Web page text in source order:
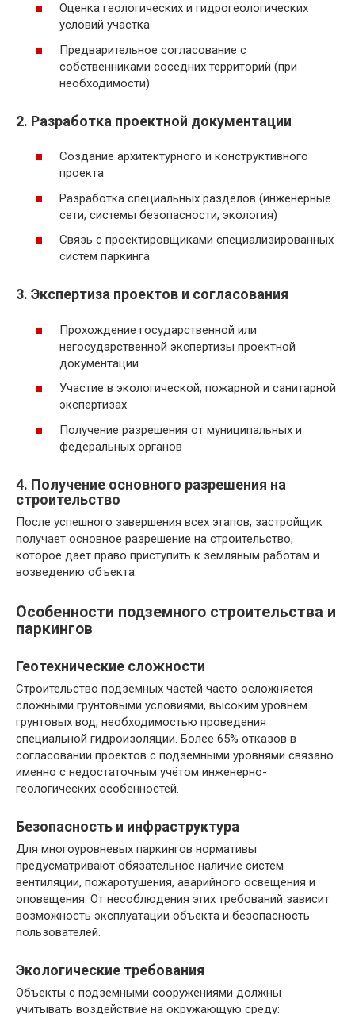
Оценка геологических и гидрогеологических
условий участка
Предварительное согласование с
собственниками соседних территорий (при
необходимости)
2. Разработка проектной документации
Создание архитектурного и конструктивного
проекта
Разработка специальных разделов (инженерные
сети, системы безопасности, экология)
Связь с проектировщиками специализированных
систем паркинга
3. Экспертиза проектов и согласования
Прохождение государственной или
негосударственной экспертизы проектной
документации
Участие в экологической, пожарной и санитарной
экспертизах
Получение разрешения от муниципальных и
федеральных органов
4. Получение основного разрешения на
строительство
После успешного завершения всех этапов, застройщик
получает основное разрешение на строительство,
которое даёт право приступить к земляным работам и
возведению объекта.
Особенности подземного строительства и
паркингов
Геотехнические сложности
Строительство подземных частей часто осложняется
сложными грунтовыми условиями, высоким уровнем
грунтовых вод, необходимостью проведения
специальной гидроизоляции. Более 65% отказов в
согласовании проектов с подземными уровнями связано
именно с недостаточным учётом инженерно-
геологических особенностей.
Безопасность и инфраструктура
Для многоуровневых паркингов нормативы
предусматривают обязательное наличие систем
вентиляции, пожаротушения, аварийного освещения и
оповещения. От несоблюдения этих требований зависит
возможность эксплуатации объекта и безопасность
пользователей.
Экологические требования
Объекты с подземными сооружениями должны
учитывать воздействие на окружающую среду: